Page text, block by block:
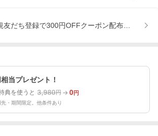
友だち登録で300円OFFクーポン配布中！
当プレゼント！
典を使うと 3,980円 0円
・期間限定。他条件あり